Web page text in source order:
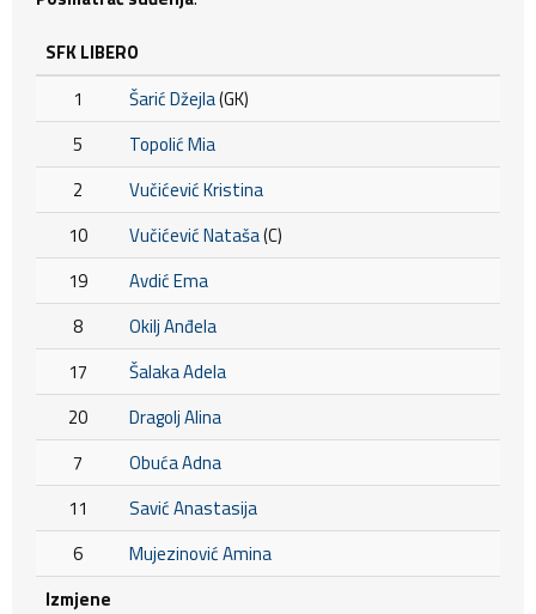
SFK LIBERO
1
Šarić Džejla(GK)
5
Topolić Mia
2
Vučićević Kristina
10
Vučićević Nataša(C)
19
Avdić Ema
8
Okilj Anđela
17
Šalaka Adela
20
Dragolj Alina
7
Obuća Adna
11
Savić Anastasija
6
Mujezinović Amina
Izmjene